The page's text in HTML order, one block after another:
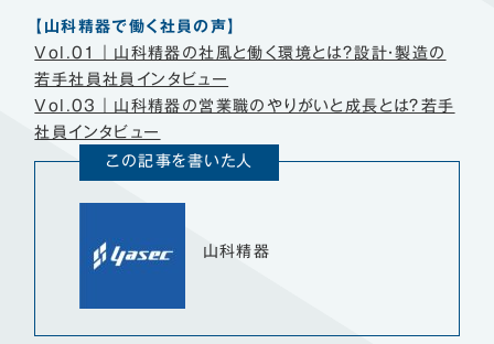
【山科精器で働く社員の声】
Vol.01｜山科精器の社風と働く環境とは？設計・製造の
若手社員社員インタビュー
Vol.03｜山科精器の営業職のやりがいと成長とは？若手
社員インタビュー
この記事を書いた人
山科精器